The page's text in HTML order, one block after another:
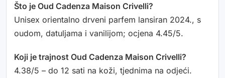
Što je Oud Cadenza Maison Crivelli?
Unisex orientalno drveni parfem lansiran 2024., s
oudom, datuljama i vanilijom; ocjena 4.45/5.
Koji je trajnost Oud Cadenza Maison Crivelli?
4.38/5 – do 12 sati na koži, tjednima na odjeći.